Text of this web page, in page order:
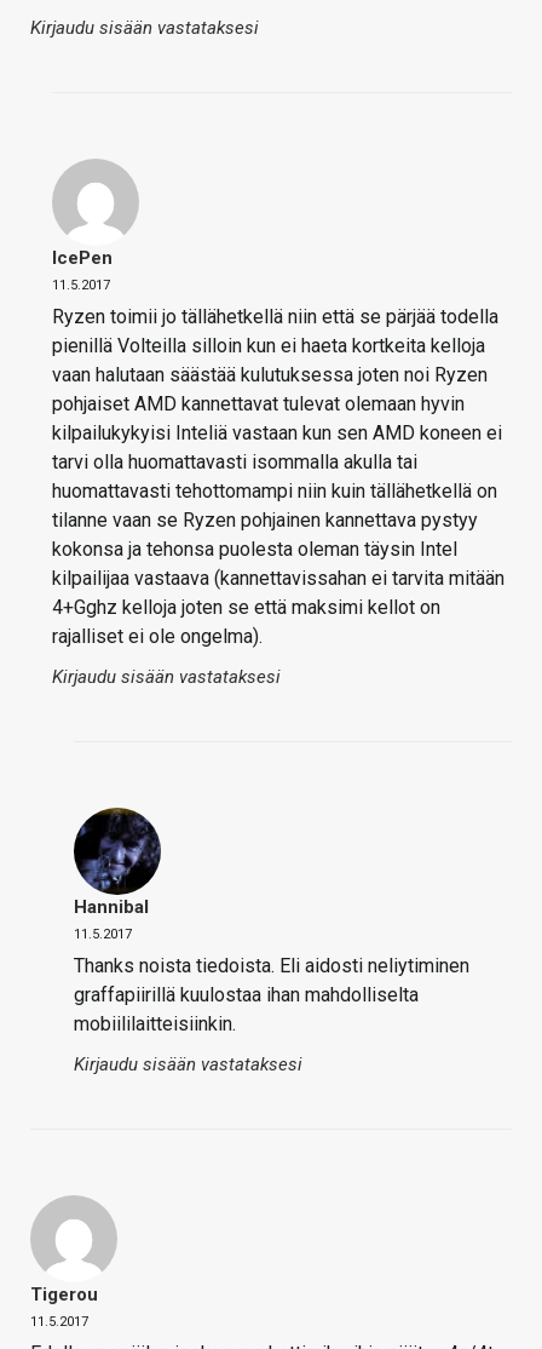
Kirjaudu sisään vastataksesi
IcePen
11.5.2017
Ryzen toimii jo tällähetkellä niin että se pärjää todella
pienillä Volteilla silloin kun ei haeta kortkeita kelloja
vaan halutaan säästää kulutuksessa joten noi Ryzen
pohjaiset AMD kannettavat tulevat olemaan hyvin
kilpailukykyisi Inteliä vastaan kun sen AMD koneen ei
tarvi olla huomattavasti isommalla akulla tai
huomattavasti tehottomampi niin kuin tällähetkellä on
tilanne vaan se Ryzen pohjainen kannettava pystyy
kokonsa ja tehonsa puolesta oleman täysin Intel
kilpailijaa vastaava (kannettavissahan ei tarvita mitään
4+Gghz kelloja joten se että maksimi kellot on
rajalliset ei ole ongelma).
Kirjaudu sisään vastataksesi
Hannibal
11.5.2017
Thanks noista tiedoista. Eli aidosti neliytiminen
graffapiirillä kuulostaa ihan mahdolliselta
mobiililaitteisiinkin.
Kirjaudu sisään vastataksesi
Tigerou
11.5.2017